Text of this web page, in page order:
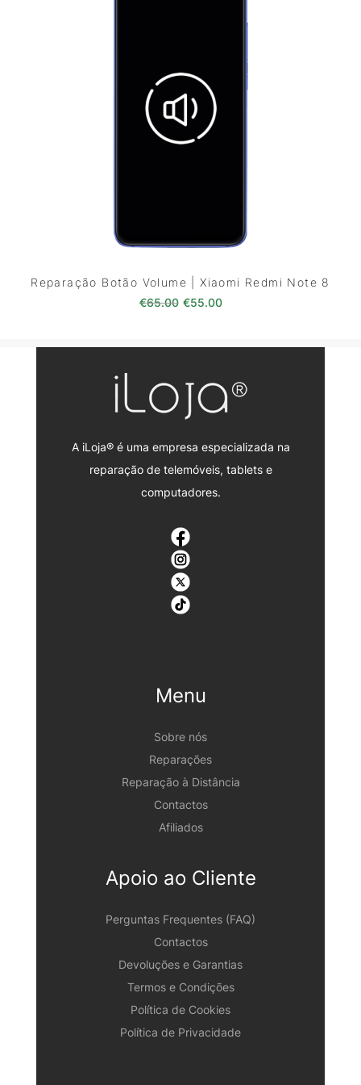
Reparação Botão Volume | Xiaomi Redmi Note 8
€65.00 O preço original era: €65.00.
€55.00O preço atual é:
A iLoja® é uma empresa especializada na
reparação de telemóveis, tablets e
computadores.
Menu
Sobre nós
Reparações
Reparação à Distância
Contactos
Afiliados
Apoio ao Cliente
Perguntas Frequentes (FAQ)
Contactos
Devoluções e Garantias
Termos e Condições
Política de Cookies
Política de Privacidade